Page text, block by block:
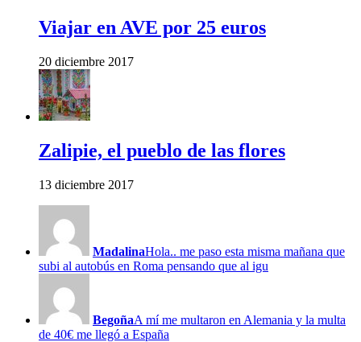
Viajar en AVE por 25 euros
20 diciembre 2017
Zalipie, el pueblo de las flores
13 diciembre 2017
MadalinaHola.. me paso esta misma mañana que
subi al autobús en Roma pensando que al igu
BegoñaA mí me multaron en Alemania y la multa
de 40€ me llegó a España